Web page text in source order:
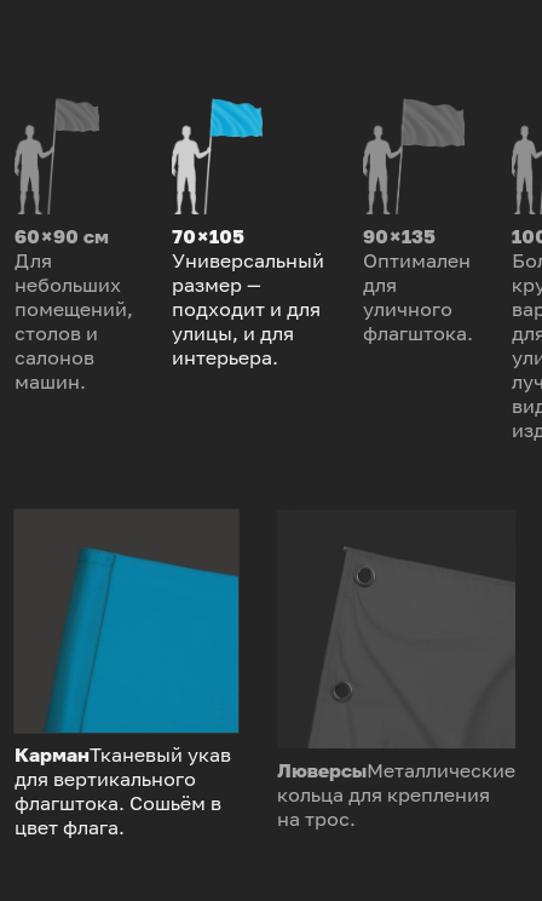
60 × 90 см
Для
небольших
помещений,
столов и
салонов
машин.
70 × 105
Универсальный
размер —
подходит и для
улицы, и для
интерьера.
90 × 135
Оптимален
для
уличного
флагштока.
КарманТканевый укав
для вертикального
флагштока. Сошьём в
цвет флага.
ЛюверсыМеталлические
кольца для крепления
на трос.